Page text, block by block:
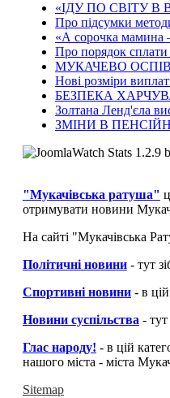
«ІДУ ПО СВІТУ
Про підсумки
«А сорочка мамина
Про порядок сплати
МУКАЧЕВО
Нові розміри
БЕЗПЕКА
Золтана Ленд'єла
ЗМІНИ В
"Мукачівська ратуша"
отримувати новини
На сайті "Мукачівська
Політичні новини- тут
Спортивні новини- в цій
Новини суспільства -
Глас народу! - в цій
нашого міста - міста
Sitemap